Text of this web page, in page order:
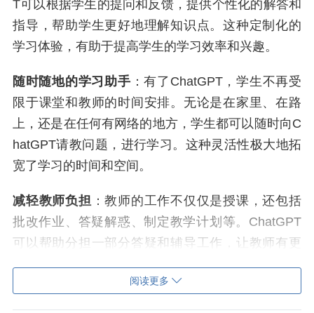
T可以根据学生的提问和反馈，提供个性化的解答和
指导，帮助学生更好地理解知识点。这种定制化的
学习体验，有助于提高学生的学习效率和兴趣。
随时随地的学习助手 ：有了ChatGPT，学生不再受
限于课堂和教师的时间安排。无论是在家里、在路
上，还是在任何有网络的地方，学生都可以随时向C
hatGPT请教问题，进行学习。这种灵活性极大地拓
宽了学习的时间和空间。
减轻教师负担 ：教师的工作不仅仅是授课，还包括
批改作业、答疑解惑、制定教学计划等。ChatGPT
可以帮助分担一部分答疑和辅导工作，让教师有更
多的时间和精力专注于教学质量的提升和创新教学
阅读更多